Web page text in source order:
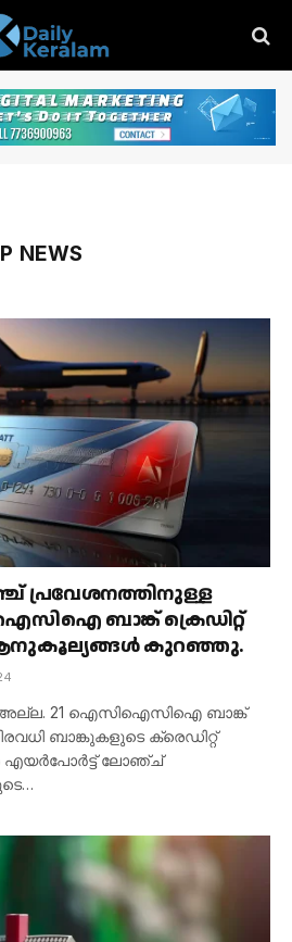
NEWS
പ്രവേശനത്തിനുള്ള
ബാങ്ക് ക്രെഡിറ്റ്
കുറഞ്ഞു.
അല്ല. 21 ഐസിഐസിഐ ബാങ്ക്
ബാങ്കുകളുടെ ക്രെഡിറ്റ്
ലോഞ്ച്